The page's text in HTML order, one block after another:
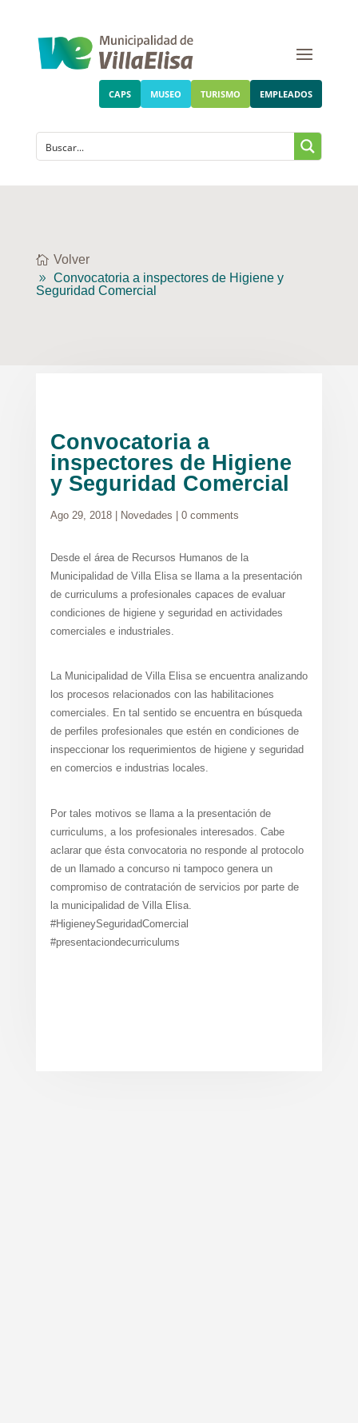
CAPS MUSEO TURISMO EMPLEADOS
Volver
Convocatoria a inspectores de Higiene y
Seguridad Comercial
Convocatoria a
inspectores de Higiene
y Seguridad Comercial
Ago 29, 2018| Novedades 0 comments
Desde el área de Recursos Humanos de la
Municipalidad de Villa Elisa se llama a la presentación
de curriculums a profesionales capaces de evaluar
condiciones de higiene y seguridad en actividades
comerciales e industriales.
La Municipalidad de Villa Elisa se encuentra analizando
los procesos relacionados con las habilitaciones
comerciales. En tal sentido se encuentra en búsqueda
de perfiles profesionales que estén en condiciones de
inspeccionar los requerimientos de higiene y seguridad
en comercios e industrias locales.
Por tales motivos se llama a la presentación de
curriculums, a los profesionales interesados. Cabe
aclarar que ésta convocatoria no responde al protocolo
de un llamado a concurso ni tampoco genera un
compromiso de contratación de servicios por parte de
la municipalidad de Villa Elisa.
#HigieneySeguridadComercial
#presentaciondecurriculums